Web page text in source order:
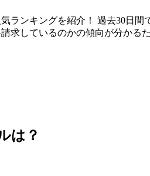
ランキングを紹介！ 過去30日
求しているのかの傾向が分かる
は？